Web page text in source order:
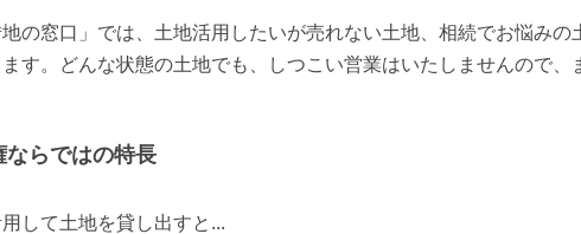
の窓口」では、土地活⽤したいが売れない土地、相続でお悩み
す。どんな状態の土地でも、しつこい営業はいたしませんので、
ならではの特長
して土地を貸し出すと...